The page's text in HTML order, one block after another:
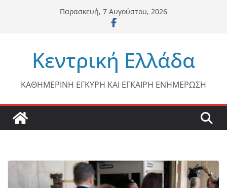
Παρασκευή, 7 Αυγούστου, 2026
Κεντρική Ελλάδα
ΚΑΘΗΜΕΡΙΝΗ ΕΓΚΥΡΗ ΚΑΙ ΕΓΚΑΙΡΗ ΕΝΗΜΕΡΩΣΗ